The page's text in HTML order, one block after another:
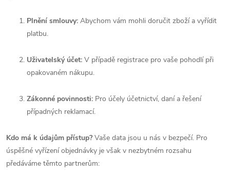
Plnění smlouvy: Abychom vám mohli doručit zboží a vyřídit
platbu.
Uživatelský účet: V případě registrace pro vaše pohodlí při
opakovaném nákupu.
Zákonné povinnosti: Pro účely účetnictví, daní a řešení
případných reklamací.
Kdo má k údajům přístup?Vaše data jsou u nás v bezpečí. Pro
úspěšné vyřízení objednávky je však v nezbytném rozsahu
předáváme těmto partnerům: